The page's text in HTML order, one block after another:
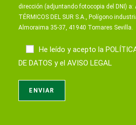
dirección (adjuntando fotocopia del DNI) a:
TÉRMICOS DEL SUR S.A., Polígono
Almoraima 35-37, 41940 Tomares Sevilla.
He leído y acepto la
DE DATOS y elAVISO LEGAL